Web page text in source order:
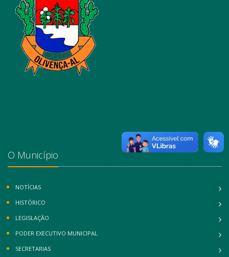
O Município
NOTÍCIAS
HISTÓRICO
LEGISLAÇÃO
PODER EXECUTIVO MUNICIPAL
SECRETARIAS